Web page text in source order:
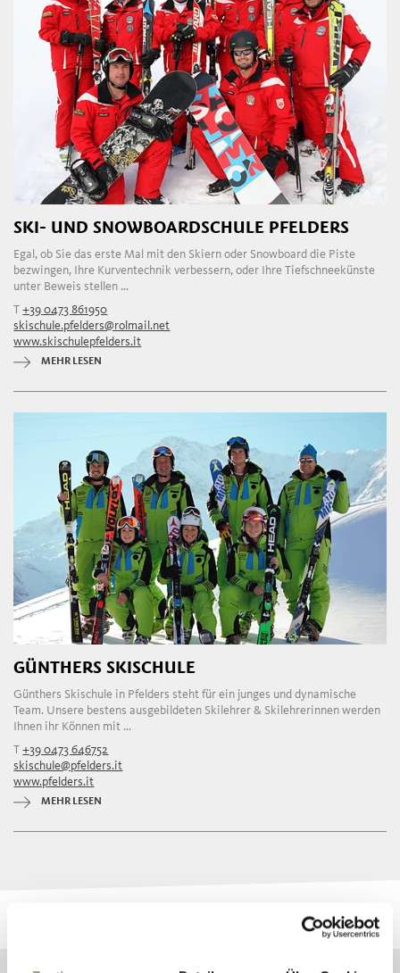
SKI- UND SNOWBOARDSCHULE PFELDERS
Egal, ob Sie das erste Mal mit den Skiern oder Snowboard die Piste
bezwingen, Ihre Kurventechnik verbessern, oder Ihre Tiefschneekünste
unter Beweis stellen ...
T+39 0473 861950
skischule.pfelders@rolmail.net
www.skischulepfelders.it
MEHR LESEN
GÜNTHERS SKISCHULE
Günthers Skischule in Pfelders steht für ein junges und dynamische
Team. Unsere bestens ausgebildeten Skilehrer & Skilehrerinnen werden
Ihnen ihr Können mit ...
T+39 0473 646752
skischule@pfelders.it
www.pfelders.it
MEHR LESEN